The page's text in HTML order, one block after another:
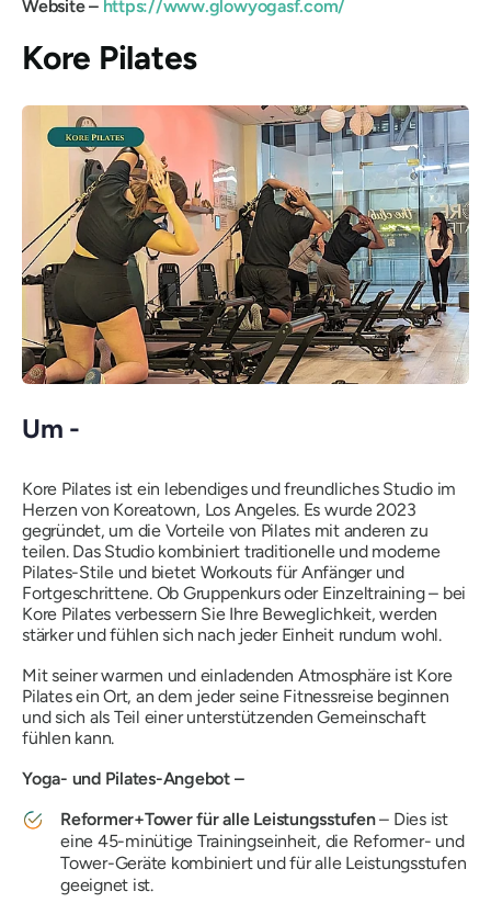
Website –https://www.glowyogasf.com/
Kore Pilates
Um -
Kore Pilates ist ein lebendiges und freundliches Studio im
Herzen von Koreatown, Los Angeles. Es wurde 2023
gegründet, um die Vorteile von Pilates mit anderen zu
teilen. Das Studio kombiniert traditionelle und moderne
Pilates-Stile und bietet Workouts für Anfänger und
Fortgeschrittene. Ob Gruppenkurs oder Einzeltraining – bei
Kore Pilates verbessern Sie Ihre Beweglichkeit, werden
stärker und fühlen sich nach jeder Einheit rundum wohl.
Mit seiner warmen und einladenden Atmosphäre ist Kore
Pilates ein Ort, an dem jeder seine Fitnessreise beginnen
und sich als Teil einer unterstützenden Gemeinschaft
fühlen kann.
Yoga- und Pilates-Angebot –
Reformer+Tower für alle Leistungsstufen– Dies ist
eine 45-minütige Trainingseinheit, die Reformer- und
Tower-Geräte kombiniert und für alle Leistungsstufen
geeignet ist.